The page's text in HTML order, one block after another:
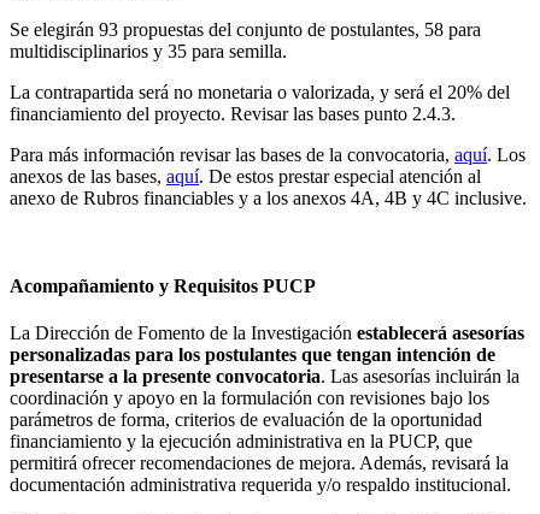
Se elegirán 93 propuestas del conjunto de postulantes, 58 para
multidisciplinarios y 35 para semilla.
La contrapartida será no monetaria o valorizada, y será el 20% del
financiamiento del proyecto. Revisar las bases punto 2.4.3.
Para más información revisar las bases de la convocatoria, aquí. Los
anexos de las bases, aquí. De estos prestar especial atención al
anexo de Rubros financiables y a los anexos 4A, 4B y 4C inclusive.
Acompañamiento y Requisitos PUCP
La Dirección de Fomento de la Investigación establecerá asesorías
personalizadas para los postulantes que tengan intención de
presentarse a la presente convocatoria. Las asesorías incluirán la
coordinación y apoyo en la formulación con revisiones bajo los
parámetros de forma, criterios de evaluación de la oportunidad
financiamiento y la ejecución administrativa en la PUCP, que
permitirá ofrecer recomendaciones de mejora. Además, revisará la
documentación administrativa requerida y/o respaldo institucional.